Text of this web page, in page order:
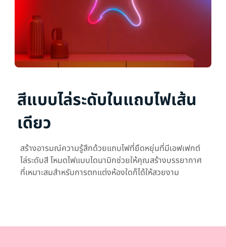
สีแบบไล่ระดับในแถบไฟเส้น
เดียว
สร้างอารมณ์ความรู้สึกด้วยแถบไฟที่ยืดหยุ่นที่มีเอฟเฟกต์
ไล่ระดับสี โหมดไฟแบบไดนามิกช่วยให้คุณสร้างบรรยากาศ
ที่เหมาะสมสำหรับการตกแต่งห้องใดก็ได้ให้สวยงาม